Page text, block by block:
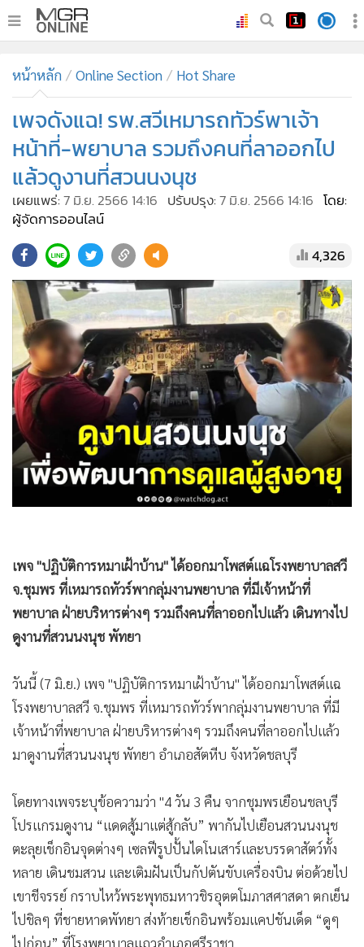
ทันเหตุการณ์
• ภาคใต้
ภูมิภาค
Online Section
• บันเทิง
• ผู้จัดการรายวัน
• ละคร
• CbizReview
• Cyber BIZ
ผู้จัดกวน
• Good health & Well-being
• Green Innovation & SD
• Management & HR
MGR Live
• Infographic
การเมือง
• ต่างประเทศ
• Special Scoop
• เศรษฐกิจ-ธุรกิจ
• จีน
ชุมชน-คุณภาพชีวิต
• อาชญากรรม
• Motoring
วิทยาศาสตร์
•
• หุ้น
• อินโดจีน
• กองทุนรวม
• Celeb Online
• Factcheck
หน้าหลัก Online Section Hot Share
เพจดังแฉ! รพ.สวีเหมารถทัวร์พาเจ้า
หน้าที่-พยาบาล รวมถึงคนที่ลาออกไป
แล้วดูงานที่สวนนงนุช
เผยแพร่:7 มิ.ย. 2566 14:16 ปรับปรุง:7 มิ.ย. 2566 14:16 โดย:
ผู้จัดการออนไลน์
4,326
เพจ "ปฏิบัติการหมาเฝ้าบ้าน" ได้ออกมาโพสต์แฉโรงพยาบาลสวี
จ.ชุมพร ที่เหมารถทัวร์พากลุ่มงานพยาบาล ที่มีเจ้าหน้าที่
พยาบาล ฝ่ายบริหารต่างๆ รวมถึงคนที่ลาออกไปแล้ว เดินทางไป
ดูงานที่สวนนงนุช พัทยา
วันนี้ (7 มิ.ย.) เพจ "ปฏิบัติการหมาเฝ้าบ้าน" ได้ออกมาโพสต์แฉ
โรงพยาบาลสวี จ.ชุมพร ที่เหมารถทัวร์พากลุ่มงานพยาบาล ที่มี
เจ้าหน้าที่พยาบาล ฝ่ายบริหารต่างๆ รวมถึงคนที่ลาออกไปแล้ว
มาดูงานที่สวนนงนุช พัทยา อำเภอสัตหีบ จังหวัดชลบุรี
โดยทางเพจระบุข้อความว่า "4 วัน 3 คืน จากชุมพรเยือนชลบุรี
โปรแกรมดูงาน “แดดสู้มาแต่สู้กลับ” พากันไปเยือนสวนนงนุช
ตะลุยเช็กอินจุดต่างๆ เซลฟีรูปปั้นไดโนเสาร์และบรรดาสัตว์ทั้ง
หลาย เดินชมสวน และเติมฝันเป็นกัปตันขับเครื่องบิน ต่อด้วยไป
เขาชีจรรย์ กราบไหว้พระพุทธมหาวชิรอุตตโมภาสศาสดา ตกเย็น
ไปชิลๆ ที่ชายหาดพัทยา ส่งท้ายเช็กอินพร้อมแคปชันเด็ด “ดูๆ
ไปก่อน” ที่โรงพยาบาลแถวอำเภอศรีราชา